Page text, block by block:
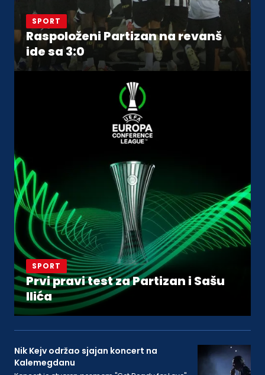
SPORT
Raspoloženi Partizan na revanš
ide sa 3:0
SPORT
Prvi pravi test za Partizan i Sašu
Ilića
Nik Kejv održao sjajan koncert na
Kalemegdanu